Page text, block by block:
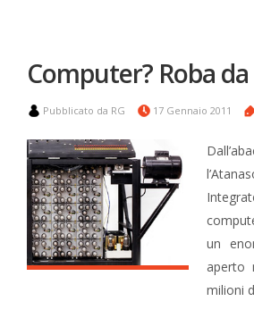
Computer? Roba
Pubblicato da RG 17 Gennaio 2011
un
aperto
milioni